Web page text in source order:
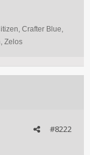
Crafter Blue,
Zelos
#8222